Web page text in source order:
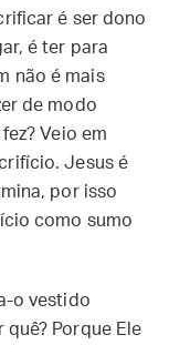
é ser dono
é ter para
não é mais
de modo
Veio em
Jesus é
por isso
como sumo
o vestido
Porque Ele